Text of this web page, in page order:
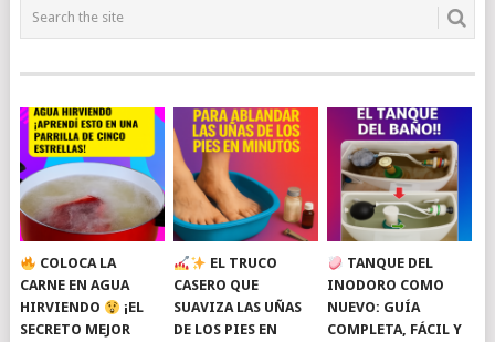
COLOCA LA
CARNE EN AGUA
HIRVIENDO
¡EL
SECRETO MEJOR
EL TRUCO
CASERO QUE
SUAVIZA LAS UÑAS
DE LOS PIES EN
TANQUE DEL
INODORO COMO
NUEVO: GUÍA
COMPLETA, FÁCIL Y